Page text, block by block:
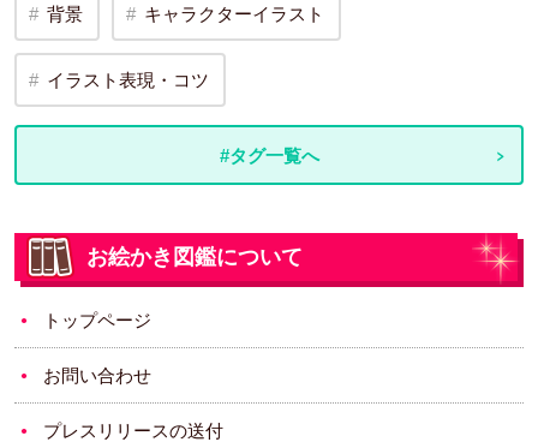
背景 キャラクターイラスト
イラスト表現・コツ
#タグ一覧へ
お絵かき図鑑について
トップページ
お問い合わせ
プレスリリースの送付